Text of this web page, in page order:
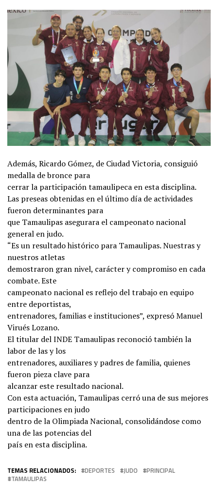
Además, Ricardo Gómez, de Ciudad Victoria, consiguió
medalla de bronce para
cerrar la participación tamaulipeca en esta disciplina.
Las preseas obtenidas en el último día de actividades
fueron determinantes para
que Tamaulipas asegurara el campeonato nacional
general en judo.
“Es un resultado histórico para Tamaulipas. Nuestras y
nuestros atletas
demostraron gran nivel, carácter y compromiso en cada
combate. Este
campeonato nacional es reflejo del trabajo en equipo
entre deportistas,
entrenadores, familias e instituciones”, expresó Manuel
Virués Lozano.
El titular del INDE Tamaulipas reconoció también la
labor de las y los
entrenadores, auxiliares y padres de familia, quienes
fueron pieza clave para
alcanzar este resultado nacional.
Con esta actuación, Tamaulipas cerró una de sus mejores
participaciones en judo
dentro de la Olimpiada Nacional, consolidándose como
una de las potencias del
país en esta disciplina.
TEMAS RELACIONADOS: DEPORTES JUDO
PRINCIPAL
TAMAULIPAS